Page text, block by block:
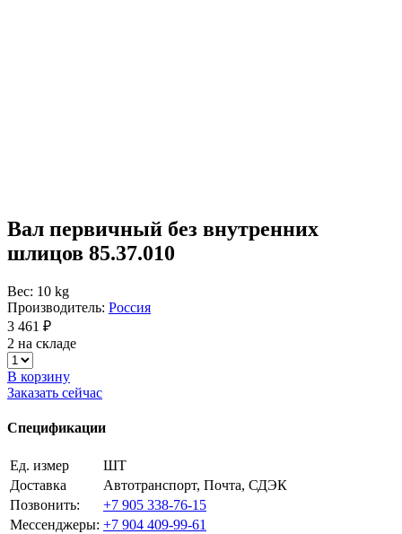
Вал первичный без внутренних
шлицов 85.37.010
Вес: 10 kg
Производитель: Россия
3 461 ₽
2 на складе
В корзину
Заказать сейчас
Спецификации
Ед. измер
ШТ
Доставка
Автотранспорт, Почта, СДЭК
Позвонить:
+7 905 338-76-15
Мессенджеры: +7 904 409-99-61